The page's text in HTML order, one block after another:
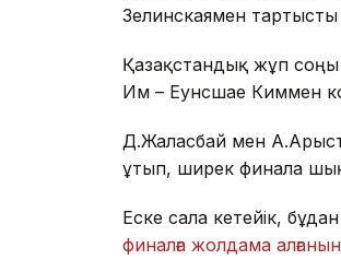
Зелинскаямен
Қазақстандық жұп
Им – Еунсшае Киммен
Д.Жалғасбай мен
ұтып, ширек финалға
Еске сала кетейік,
финалға жолдама алғанын